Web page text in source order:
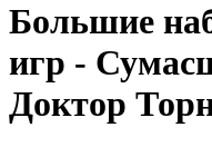
Большие
игр -
Доктор